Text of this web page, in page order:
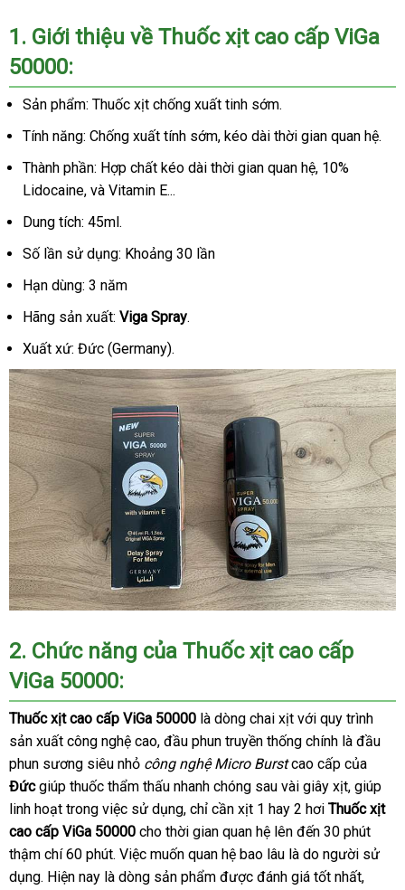
1. Giới thiệu về Thuốc xịt cao cấp ViGa
50000:
Sản phẩm: Thuốc xịt chống xuất tinh sớm.
Tính năng: Chống xuất tính sớm, kéo dài thời gian quan hệ.
Thành phần: Hợp chất kéo dài thời gian quan hệ, 10%
Lidocaine, và Vitamin E...
Dung tích: 45ml.
Số lần sử dụng: Khoảng 30 lần
Hạn dùng: 3 năm
Hãng sản xuất: Viga Spray.
Xuất xứ: Đức (Germany).
2. Chức năng của Thuốc xịt cao cấp
ViGa 50000:
Thuốc xịt cao cấp ViGa 50000 là dòng chai xịt với quy trình
sản xuất công nghệ cao, đầu phun truyền thống chính là đầu
phun sương siêu nhỏ công nghệ Micro Burstcao cấp của
Đứcgiúp thuốc thẩm thấu nhanh chóng sau vài giây xịt, giúp
linh hoạt trong việc sử dụng, chỉ cần xịt 1 hay 2 hơi Thuốc xịt
cao cấp ViGa 50000 cho thời gian quan hệ lên đến 30 phút
thậm chí 60 phút. Việc muốn quan hệ bao lâu là do người sử
dụng. Hiện nay là dòng sản phẩm được đánh giá tốt nhất,